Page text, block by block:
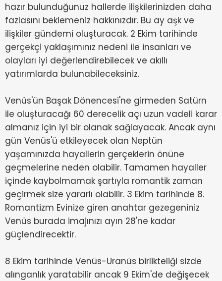
hazır bulunduğunuz hallerde ilişkilerinizden daha
fazlasını beklemeniz hakkınızdır. Bu ay aşk ve
ilişkiler gündemi oluşturacak. 2 Ekim tarihinde
gerçekçi yaklaşımınız nedeni ile insanları ve
olayları iyi değerlendirebilecek ve akıllı
yatırımlarda bulunabileceksiniz.
Venüs'ün Başak Dönencesi'ne girmeden Satürn
ile oluşturacağı 60 derecelik açı uzun vadeli karar
almanız için iyi bir olanak sağlayacak. Ancak aynı
gün Venüs'ü etkileyecek olan Neptün
yaşamınızda hayallerin gerçeklerin önüne
geçmelerine neden olabilir. Tamamen hayaller
içinde kaybolmamak şartıyla romantik zaman
geçirmek size yararlı olabilir. 3 Ekim tarihinde 8.
Romantizm Evinize giren anahtar gezegeniniz
Venüs burada imajınızı ayın 28'ne kadar
güçlendirecektir.
8 Ekim tarihinde Venüs-Uranüs birlikteliği sizde
alınganlık yaratabilir ancak 9 Ekim'de değişecek